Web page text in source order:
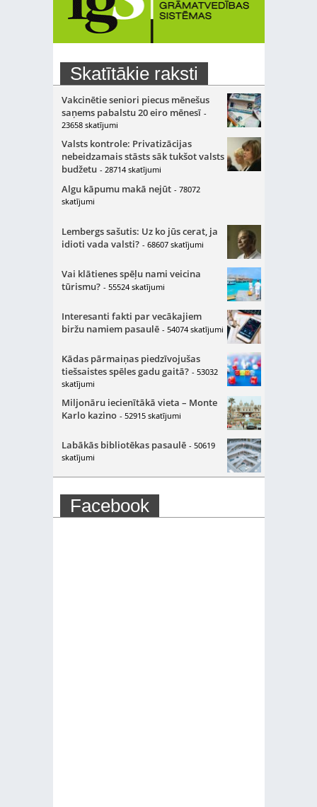
Skatītākie raksti
Vakcinētie seniori piecus mēnešus
saņems pabalstu 20 eiro mēnesī -
23658 skatījumi
Valsts kontrole: Privatizācijas
nebeidzamais stāsts sāk tukšot valsts
budžetu - 28714 skatījumi
Algu kāpumu makā nejūt - 78072
skatījumi
Lembergs sašutis: Uz ko jūs cerat, ja
idioti vada valsti? - 68607 skatījumi
Vai klātienes spēļu nami veicina
tūrismu? - 55524 skatījumi
Interesanti fakti par vecākajiem
biržu namiem pasaulē - 54074 skatījumi
Kādas pārmaiņas piedzīvojušas
tiešsaistes spēles gadu gaitā? - 53032
skatījumi
Miljonāru iecienītākā vieta – Monte
Karlo kazino - 52915 skatījumi
Labākās bibliotēkas pasaulē - 50619
skatījumi
Facebook